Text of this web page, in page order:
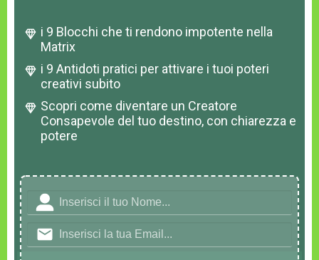
i 9 Blocchi che ti rendono impotente nella
Matrix
i 9 Antidoti pratici per attivare i tuoi poteri
creativi subito
Scopri come diventare un Creatore
Consapevole del tuo destino, con chiarezza e
potere